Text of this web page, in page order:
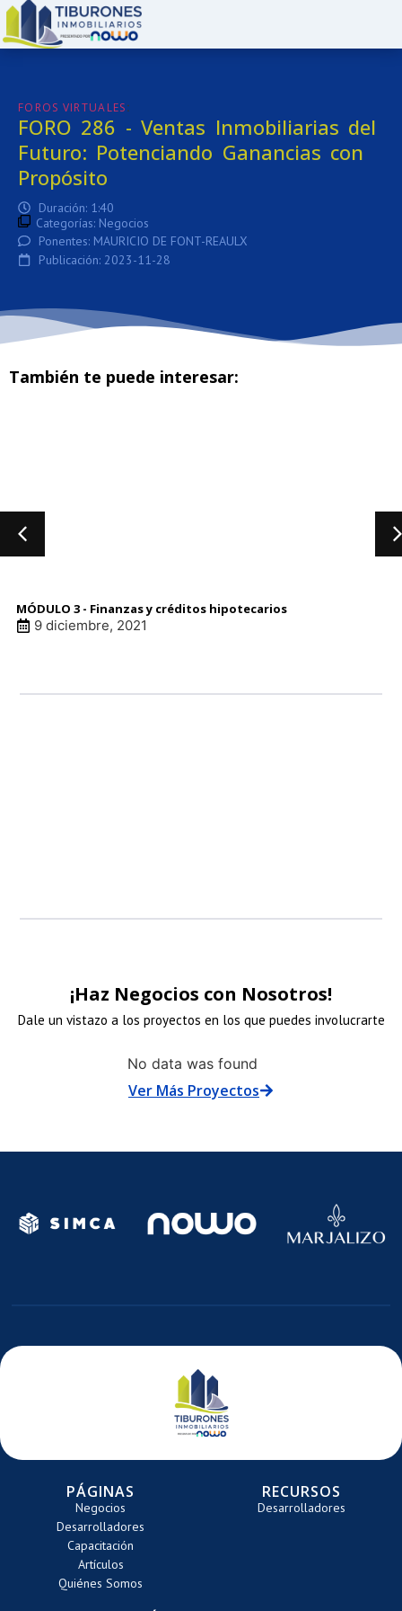
FOROS VIRTUALES:
FORO 286 - Ventas Inmobiliarias del
Futuro: Potenciando Ganancias con
Propósito
Duración: 1:40
Categorías: Negocios
Ponentes: MAURICIO DE FONT-REAULX
Publicación: 2023-11-28
También te puede interesar:
MÓDULO 3 - Finanzas y créditos hipotecarios
9 diciembre, 2021
¡Haz Negocios con Nosotros!
Dale un vistazo a los proyectos en los que puedes involucrarte
No data was found
Ver Más Proyectos
ENLACE
DE
IMAGEN
CARRETE
ENLACE
DE
DE
PÁGINAS
Negocios
Desarrolladores
Capacitación
Artículos
Quiénes Somos
RECURSOS
Desarrolladores